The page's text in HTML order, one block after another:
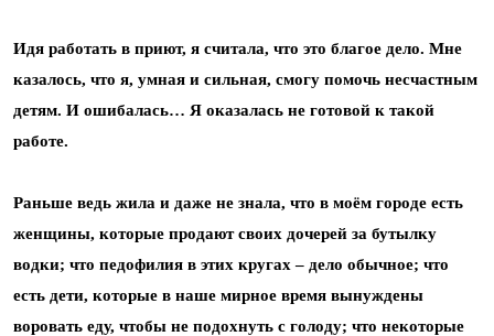
Идя работать в приют, я считала, что это благое дело. Мне
казалось, что я, умная и сильная, смогу помочь несчастным
детям. И ошибалась… Я оказалась не готовой к такой
работе.
Раньше ведь жила и даже не знала, что в моём городе есть
женщины, которые продают своих дочерей за бутылку
водки; что педофилия в этих кругах – дело обычное; что
есть дети, которые в наше мирное время вынуждены
воровать еду, чтобы не подохнуть с голоду; что некоторые